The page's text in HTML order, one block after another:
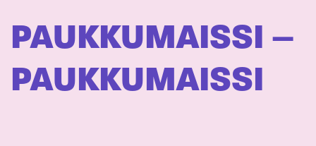
PAUKKUMAISSI –
PAUKKUMAISSI